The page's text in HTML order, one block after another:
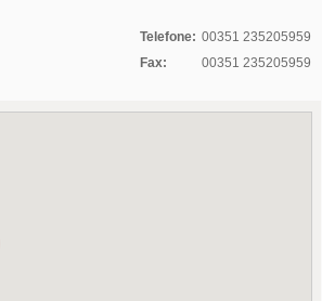
Telefone: 00351 235205959
Fax:
00351 235205959